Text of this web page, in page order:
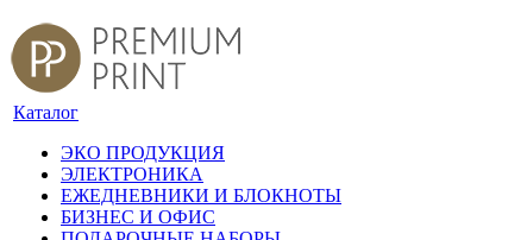
Каталог
ЭКО ПРОДУКЦИЯ
ЭЛЕКТРОНИКА
ЕЖЕДНЕВНИКИ И БЛОКНОТЫ
БИЗНЕС И ОФИС